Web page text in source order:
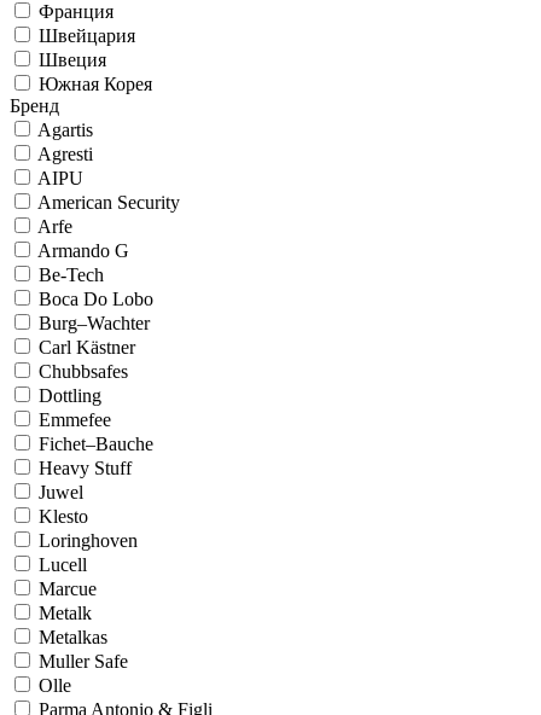
Франция
Швейцария
Швеция
Южная Корея
Бренд
Agartis
Agresti
AIPU
American Security
Arfe
Armando G
Be-Tech
Boca Do Lobo
Burg–Wachter
Carl Kästner
Chubbsafes
Dottling
Emmefee
Fichet–Bauche
Heavy Stuff
Juwel
Klesto
Loringhoven
Lucell
Marcue
Metalk
Metalkas
Muller Safe
Olle
Parma Antonio & Figli